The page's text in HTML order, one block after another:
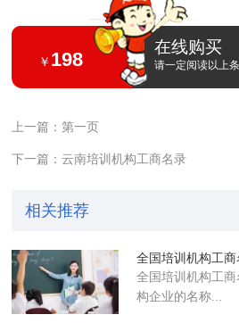
￥ 198
在线购买
请一定阅读以上
上一篇：第一页
下一篇：云南培训机构工商名录
相关推荐
全国培训机构工商
全国培训机构工
构企业的名称...